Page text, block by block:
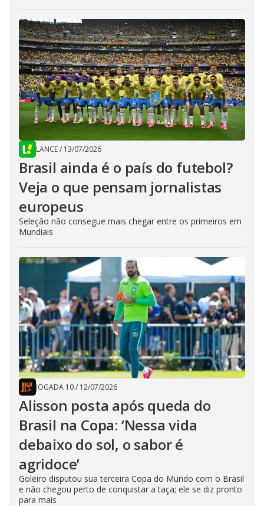
LANCE/ 13/07/2026
Brasil ainda é o país do futebol?
Veja o que pensam jornalistas
europeus
Seleção não consegue mais chegar entre os primeiros em
Mundiais
JOGADA 10/ 12/07/2026
Alisson posta após queda do
Brasil na Copa: ‘Nessa vida
debaixo do sol, o sabor é
agridoce’
Goleiro disputou sua terceira Copa do Mundo com o Brasil
e não chegou perto de conquistar a taça; ele se diz pronto
para mais